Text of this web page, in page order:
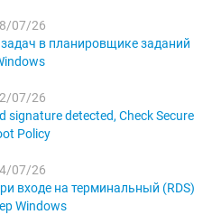
07/26
в планировщике заданий
07/26
detected, Check Secure
Policy
07/26
входе на терминальный (RDS)
Windows